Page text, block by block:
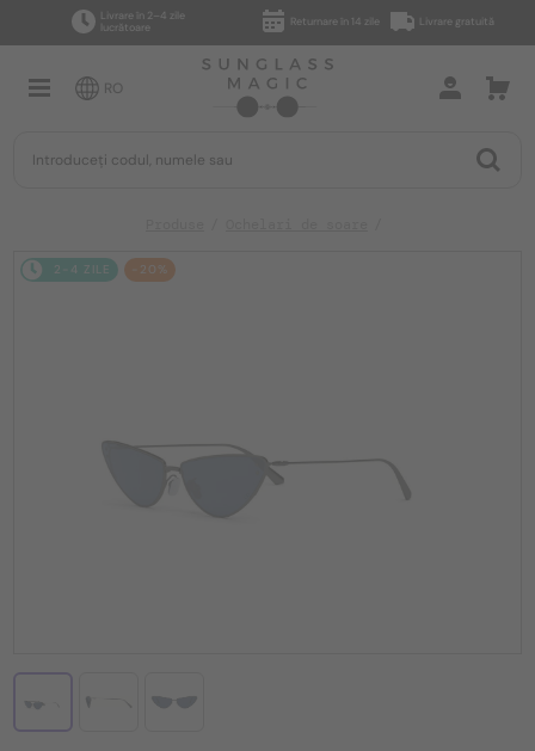
Livrare în 2–4 zile
lucrătoare
Returnare în 14 zile Livrare gratuită
RO
2-4 ZILE -20%